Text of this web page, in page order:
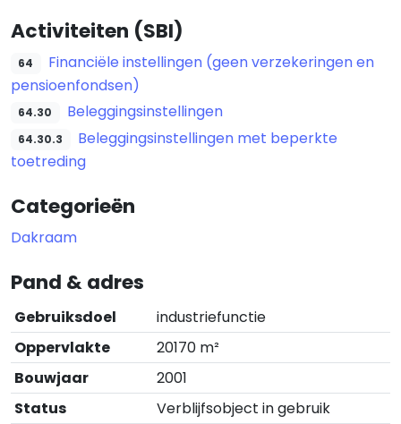
Activiteiten (SBI)
64
Financiële instellingen (geen verzekeringen en
pensioenfondsen)
64.30 Beleggingsinstellingen
64.30.3
Beleggingsinstellingen met beperkte
toetreding
Categorieën
Dakraam
Pand & adres
Gebruiksdoel
industriefunctie
Oppervlakte
20170 m²
Bouwjaar
2001
Status
Verblijfsobject in gebruik